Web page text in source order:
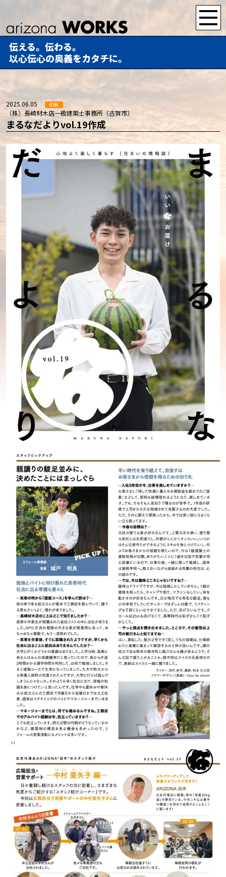
伝える。伝わる。
以心伝心の奥義をカタチに。
2025.06.05 印刷
（株）長崎材木店一級建築士事務所（古賀市）
まるなだよりvol.19作成